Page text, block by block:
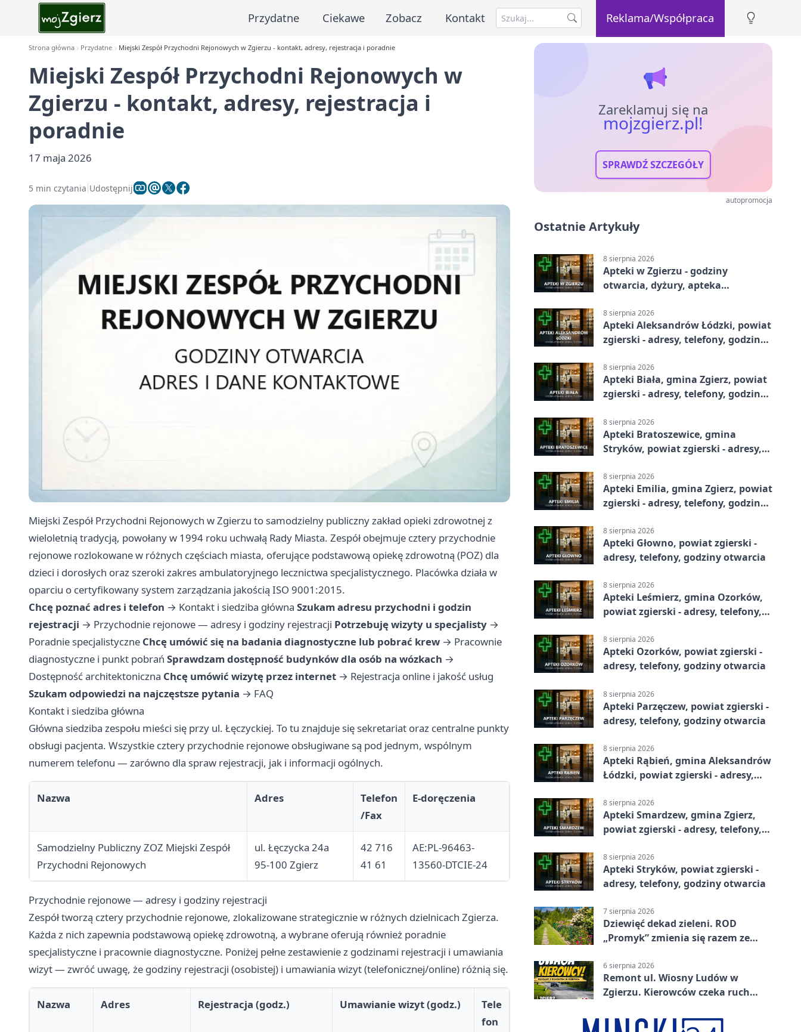
Przydatne Ciekawe Zobacz Kontakt Reklama/Współpraca
Strona główna Przydatne Miejski Zespół Przychodni Rejonowych w Zgierzu - kontakt, adresy, rejestracja i poradnie
Miejski Zespół Przychodni Rejonowych w
Zgierzu - kontakt, adresy, rejestracja i
poradnie
17 maja 2026
5 min czytania Udostępnij
Miejski Zespół Przychodni Rejonowych w Zgierzu to samodzielny publiczny zakład opieki zdrowotnej z
wieloletnią tradycją, powołany w 1994 roku uchwałą Rady Miasta. Zespół obejmuje cztery przychodnie
rejonowe rozlokowane w różnych częściach miasta, oferujące podstawową opiekę zdrowotną (POZ) dla
dzieci i dorosłych oraz szeroki zakres ambulatoryjnego lecznictwa specjalistycznego. Placówka działa w
oparciu o certyfikowany system zarządzania jakością ISO 9001:2015.
Chcę poznać adres i telefon → Kontakt i siedziba główna Szukam adresu przychodni i godzin
rejestracji → Przychodnie rejonowe — adresy i godziny rejestracji Potrzebuję wizyty u specjalisty →
Poradnie specjalistyczne Chcę umówić się na badania diagnostyczne lub pobrać krew → Pracownie
diagnostyczne i punkt pobrań Sprawdzam dostępność budynków dla osób na wózkach →
Dostępność architektoniczna Chcę umówić wizytę przez internet → Rejestracja online i jakość usług
Szukam odpowiedzi na najczęstsze pytania → FAQ
Kontakt i siedziba główna
Główna siedziba zespołu mieści się przy ul. Łęczyckiej. To tu znajduje się sekretariat oraz centralne punkty
obsługi pacjenta. Wszystkie cztery przychodnie rejonowe obsługiwane są pod jednym, wspólnym
numerem telefonu — zarówno dla spraw rejestracji, jak i informacji ogólnych.
Nazwa Adres
Telefon
/Fax
E-doręczenia
Samodzielny Publiczny ZOZ Miejski Zespół
Przychodni Rejonowych
ul. Łęczycka 24a
95-100 Zgierz
42 716
41 61
AE:PL-96463-
13560-DTCIE-24
Przychodnie rejonowe — adresy i godziny rejestracji
Zespół tworzą cztery przychodnie rejonowe, zlokalizowane strategicznie w różnych dzielnicach Zgierza.
Każda z nich zapewnia podstawową opiekę zdrowotną, a wybrane oferują również poradnie
specjalistyczne i pracownie diagnostyczne. Poniżej pełne zestawienie z godzinami rejestracji i umawiania
wizyt — zwróć uwagę, że godziny rejestracji (osobistej) i umawiania wizyt (telefonicznej/online) różnią się.
Nazwa Adres Rejestracja (godz.) Umawianie wizyt (godz.)
Tele
fon
Zareklamuj się na
mojzgierz.pl!
SPRAWDŹ SZCZEGÓŁY
autopromocja
Ostatnie Artykuły
8 sierpnia 2026
Apteki w Zgierzu - godziny
otwarcia, dyżury, apteka
8 sierpnia 2026
Apteki Aleksandrów Łódzki, powiat
zgierski - adresy, telefony, godziny
8 sierpnia 2026
Apteki Biała, gmina Zgierz, powiat
zgierski - adresy, telefony, godziny
8 sierpnia 2026
Apteki Bratoszewice, gmina
Stryków, powiat zgierski - adresy,
8 sierpnia 2026
Apteki Emilia, gmina Zgierz, powiat
zgierski - adresy, telefony, godziny
8 sierpnia 2026
Apteki Głowno, powiat zgierski -
adresy, telefony, godziny otwarcia
8 sierpnia 2026
Apteki Leśmierz, gmina Ozorków,
powiat zgierski - adresy, telefony,
8 sierpnia 2026
Apteki Ozorków, powiat zgierski -
adresy, telefony, godziny otwarcia
8 sierpnia 2026
Apteki Parzęczew, powiat zgierski -
adresy, telefony, godziny otwarcia
8 sierpnia 2026
Apteki Rąbień, gmina Aleksandrów
Łódzki, powiat zgierski - adresy,
8 sierpnia 2026
Apteki Smardzew, gmina Zgierz,
powiat zgierski - adresy, telefony,
8 sierpnia 2026
Apteki Stryków, powiat zgierski -
adresy, telefony, godziny otwarcia
7 sierpnia 2026
Dziewięć dekad zieleni. ROD
„Promyk” zmienia się razem ze
6 sierpnia 2026
Remont ul. Wiosny Ludów w
Zgierzu. Kierowców czeka ruch